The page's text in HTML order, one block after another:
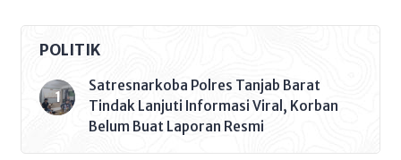
mengukuhkan sejumlah tim di
Kabupaten se-provinsi Jambi makin
menggebu-gebu. Hal itu dikarenakan
sampai saat ini, tim kemenangan
yang tergabung dalam Tim Center
dan Milenial Center petahana telah
melakukan pengukuhan disetiap tim
Kecamatan, Desa/Kelurahan di
POLITIK
Satresnarkoba Polres Tanjab Barat
Tindak Lanjuti Informasi Viral, Korban
Belum Buat Laporan Resmi